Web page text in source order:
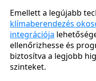
Emellett a legújabb
klímaberendezés
integrációja
ellenőrizhesse és
biztosítva a legjobb
szinteket.